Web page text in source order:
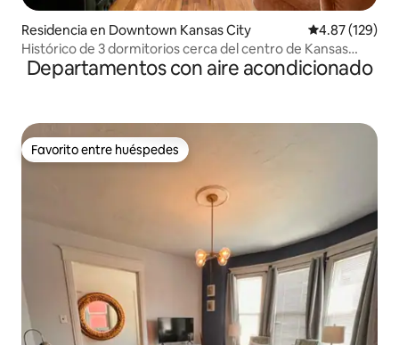
Residencia en Downtown Kansas City Calificación
4.87 (129)
Histórico de 3 dormitorios cerca del centro de Kansas
City/Union Station
Departamentos con aire acondicionado
Favorito entre huéspedes
Favorito entre huéspedes